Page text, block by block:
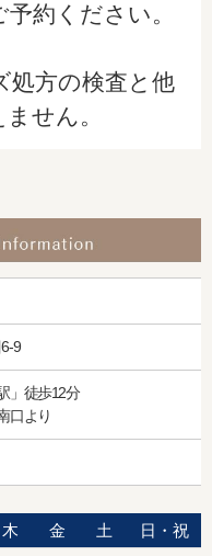
約ください。
処方の検査と他
せん。
9
」徒歩12分
口より
木 金 土 日・祝